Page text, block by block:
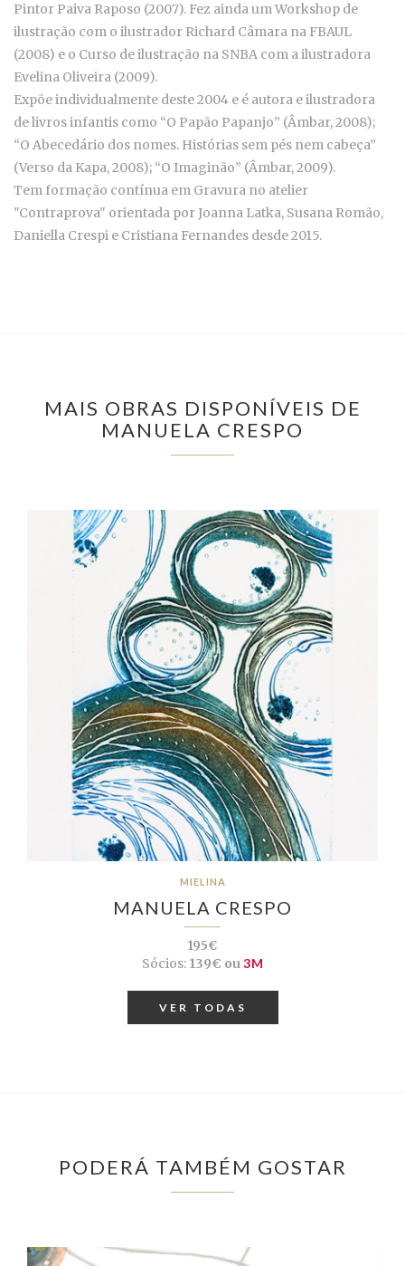
Pintor Paiva Raposo (2007). Fez ainda um Workshop de
ilustração com o ilustrador Richard Câmara na FBAUL
(2008) e o Curso de ilustração na SNBA com a ilustradora
Evelina Oliveira (2009).
Expõe individualmente deste 2004 e é autora e ilustradora
de livros infantis como “O Papão Papanjo” (Âmbar, 2008);
“O Abecedário dos nomes. Histórias sem pés nem cabeça”
(Verso da Kapa, 2008); “O Imaginão” (Âmbar, 2009).
Tem formação contínua em Gravura no atelier
"Contraprova" orientada por Joanna Latka, Susana Romão,
Daniella Crespi e Cristiana Fernandes desde 2015.
MAIS OBRAS DISPONÍVEIS DE
MANUELA CRESPO
MIELINA
MANUELA CRESPO
195€
Sócios:139€ ou3M
VER TODAS
PODERÁ TAMBÉM GOSTAR